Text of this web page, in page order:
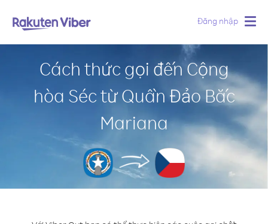
Đăng nhập
Cách thức gọi đến Cộng
hòa Séc từ Quần Đảo Bắc
Mariana